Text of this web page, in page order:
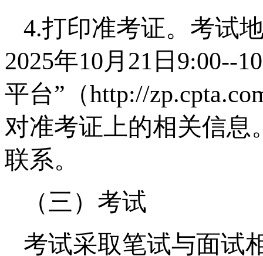
4.打印准考证。考试
2025年10月21日9:00--
平台”（http://
对准考证上的相关信息
联系。
（三）考试
考试采取笔试与面试